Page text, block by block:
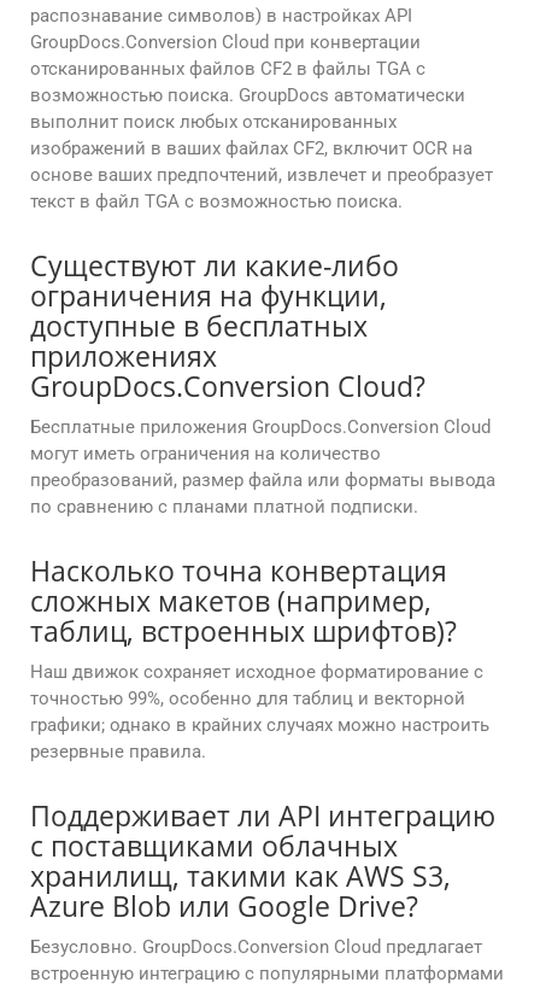
распознавание символов) в настройках API
GroupDocs.Conversion Cloud при конвертации
отсканированных файлов CF2 в файлы TGA с
возможностью поиска. GroupDocs автоматически
выполнит поиск любых отсканированных
изображений в ваших файлах CF2, включит OCR на
основе ваших предпочтений, извлечет и преобразует
текст в файл TGA с возможностью поиска.
Существуют ли какие-либо
ограничения на функции,
доступные в бесплатных
приложениях
GroupDocs.Conversion Cloud?
Бесплатные приложения GroupDocs.Conversion Cloud
могут иметь ограничения на количество
преобразований, размер файла или форматы вывода
по сравнению с планами платной подписки.
Насколько точна конвертация
сложных макетов (например,
таблиц, встроенных шрифтов)?
Наш движок сохраняет исходное форматирование с
точностью 99%, особенно для таблиц и векторной
графики; однако в крайних случаях можно настроить
резервные правила.
Поддерживает ли API интеграцию
с поставщиками облачных
хранилищ, такими как AWS S3,
Azure Blob или Google Drive?
Безусловно. GroupDocs.Conversion Cloud предлагает
встроенную интеграцию с популярными платформами